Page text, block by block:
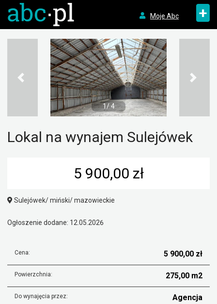
Moje Abc +
1/ 4
Lokal na wynajem Sulejówek
5 900,00 zł
Sulejówek/ miński/ mazowieckie
Ogłoszenie dodane: 12.05.2026
Cena: 5 900,00 zł
Powierzchnia: 275,00 m2
Do wynajęcia przez: Agencja